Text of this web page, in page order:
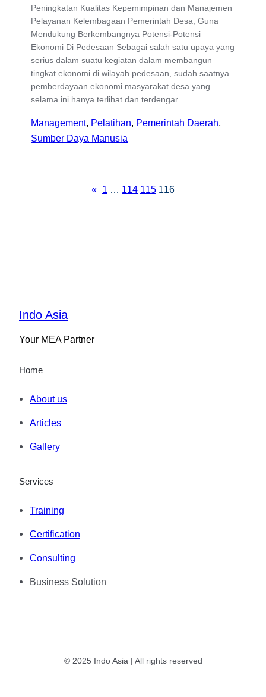
Peningkatan Kualitas Kepemimpinan dan Manajemen
Pelayanan Kelembagaan Pemerintah Desa, Guna
Mendukung Berkembangnya Potensi-Potensi
Ekonomi Di Pedesaan Sebagai salah satu upaya yang
serius dalam suatu kegiatan dalam membangun
tingkat ekonomi di wilayah pedesaan, sudah saatnya
pemberdayaan ekonomi masyarakat desa yang
selama ini hanya terlihat dan terdengar…
Management, Pelatihan, Pemerintah Daerah
Sumber Daya Manusia
« 1 … 114 115 116
Indo Asia
Your MEA Partner
Home
About us
Articles
Gallery
Services
Training
Certification
Consulting
Business Solution
© 2025 Indo Asia | All rights reserved